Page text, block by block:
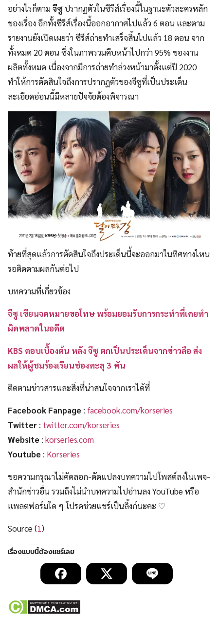
อย่างไรก็ตามจีซูปรากฏตัวในซีรีส์เรื่องนี้ในฐานะตัวละครหลัก
ของเรื่อง อีกทั้งซีรีส์เรื่องนี้ออกอากาศไปแล้ว 6 ตอน และตาม
รายงานยังเปิดเผยว่า ซีรีส์ถ่ายทำเสร็จสิ้นไปแล้ว 18 ตอน จาก
ทั้งหมด 20 ตอน ซึ่งในภาพรวมคืบหน้าไปกว่า 95% ของงาน
ผลิตทั้งหมด เนื่องจากมีการถ่ายทำล่วงหน้ามาตั้งแต่ปี 2020
ทำให้การตัดสินใจถึงการปรากฏตัวของจีซูที่เป็นประเด็น
ละเอียดอ่อนนี้มีหลายปัจจัยต้องพิจารณา
ท้ายที่สุดแล้วการตัดสินใจถึงประเด็นนี้จะออกมาในทิศทางไหน
รอติดตามผลกันต่อไป
บทความที่เกี่ยวข้อง
จีซู เขียนจดหมายขอโทษ พร้อมยอมรับการกระทำที่เคยทำ
ผิดพลาดในอดีต
KBS ตอบเบื้องต้น หลัง จีซู ตกเป็นประเด็นจากข่าวลือ ส่ง
ผลให้ผู้ชมร้องเรียนช่องทะลุ 3 พัน
ติดตามข่าวสารและสิ่งที่น่าสนใจจากเราได้ที่
Facebook Fanpage : facebook.com/korseries
Twitter : twitter.com/korseries
Website : korseries.com
Youtube : Korseries
ขอความกรุณาไม่คัดลอก-ดัดแปลงบทความไปโพสต์ลงในเพจ-
สำนักข่าวอื่น รวมถึงไม่นำบทความไปอ่านลง YouTube หรือ
แพลตฟอร์มใด ๆ โปรดช่วยแชร์เป็นลิ้งก์นะคะ ♡
Source (1)